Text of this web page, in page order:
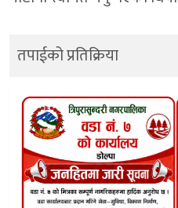
तपाईको प्रतिक्रिया